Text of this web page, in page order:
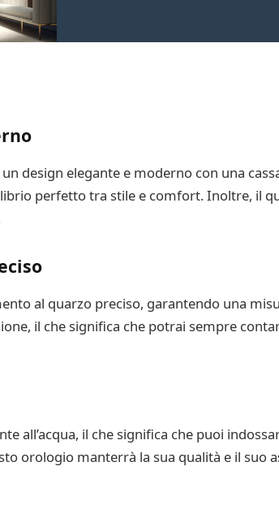
design elegante e moderno con una
perfetto tra stile e comfort. Inoltre, il
al quarzo preciso, garantendo una
il che significa che potrai sempre
all’acqua, il che significa che puoi
orologio manterrà la sua qualità e il suo